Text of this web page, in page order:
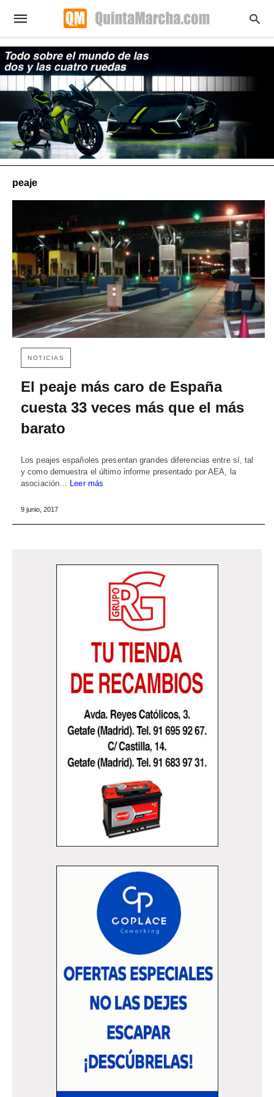
peaje
NOTICIAS
El peaje más caro de España
cuesta 33 veces más que el más
barato
Los peajes españoles presentan grandes diferencias entre sí, tal
y como demuestra el último informe presentado por AEA, la
asociación… Leer más
9 junio, 2017